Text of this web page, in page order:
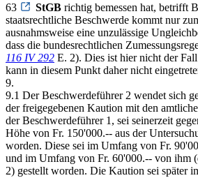
63
StGB richtig bemessen hat, betrifft
staatsrechtliche Beschwerde kommt nur
ausnahmsweise eine unzulässige
dass die bundesrechtlichen
116 IV 292 E. 2). Dies ist hier nicht der
kann in diesem Punkt daher nicht
9.
9.1 Der Beschwerdeführer 2 wendet sich
der freigegebenen Kaution mit den
der Beschwerdeführer 1, sei seinerzeit
Höhe von Fr. 150'000.-- aus der
worden. Diese sei im Umfang von Fr.
und im Umfang von Fr. 60'000.-- von ihm
2) gestellt worden. Die Kaution sei später